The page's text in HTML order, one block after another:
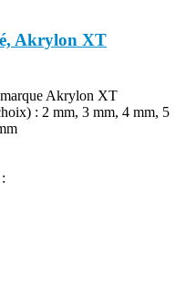
Akrylon XT
Akrylon XT
: 2 mm, 3 mm, 4 mm, 5